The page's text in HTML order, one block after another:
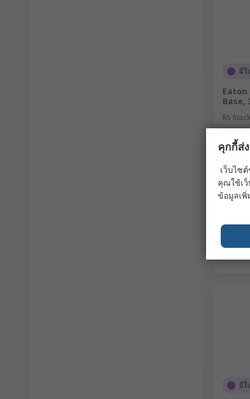
มีใ
Eaton
Base,
RS
หมายเล
ยอดรวม
จำนว
มีใ
คุกกี้ส่
เว็บไซ
คุณใช้เ
ข้อมูลเพิ่